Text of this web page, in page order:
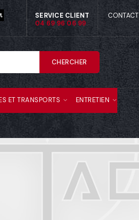
SERVICE CLIENT
04 69 96 06 99
CONTACT
CHERCHER
ET TRANSPORTS ENTRETIEN